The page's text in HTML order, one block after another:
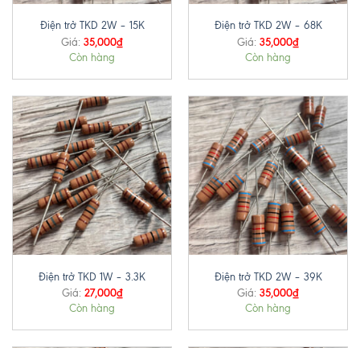
Điện trở TKD 2W – 15K
Giá: 35,000₫
Còn hàng
Điện trở TKD 2W – 68K
Giá: 35,000₫
Còn hàng
Điện trở TKD 1W – 3.3K
Giá: 27,000₫
Còn hàng
Điện trở TKD 2W – 39K
Giá: 35,000₫
Còn hàng